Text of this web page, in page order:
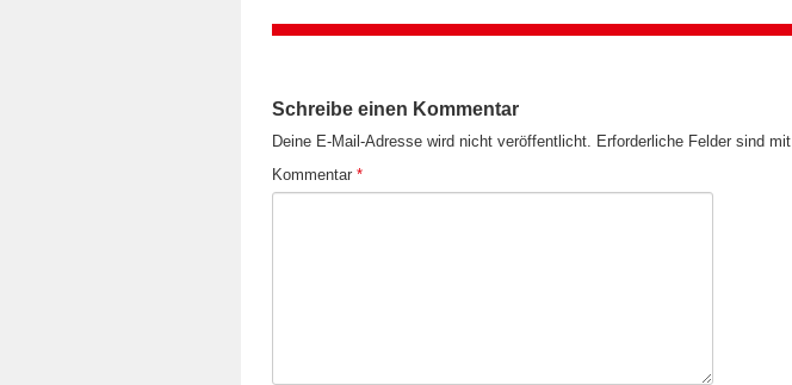
Schreibe einen Kommentar
Deine E-Mail-Adresse wird nicht veröffentlicht. Erforderliche Felder sind mit
Kommentar *